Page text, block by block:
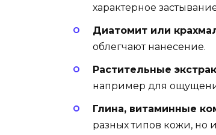
характерное
Диатомит или
облегчают нанесение.
Растительные
например для
Глина, витаминные
разных типов кожи, но